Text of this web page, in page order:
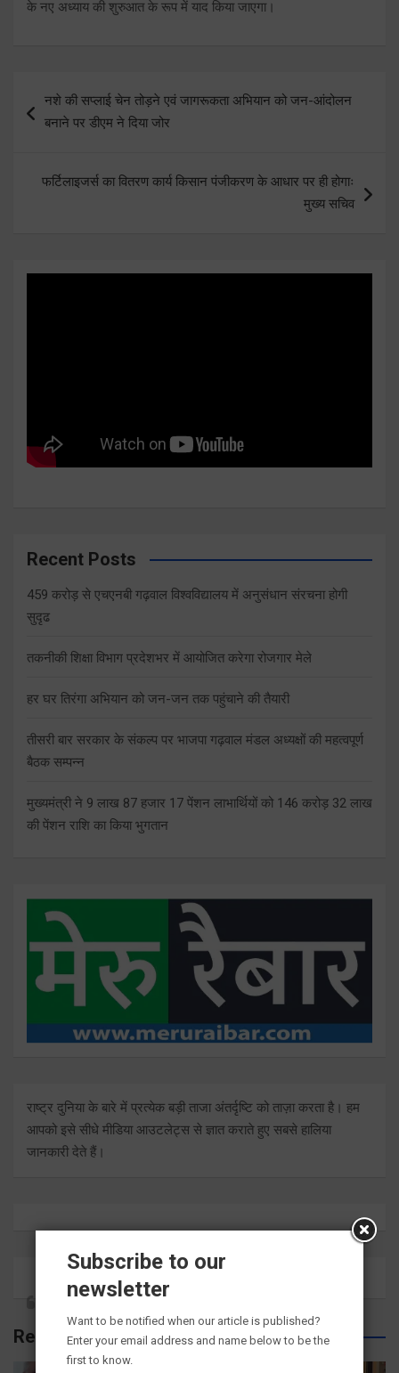
के नए अध्याय की शुरुआत के रूप में याद किया जाएगा।
navigation
नशे की सप्लाई चेन तोड़ने एवं जागरूकता अभियान को जन-आंदोलन
बनाने पर डीएम ने दिया जोर
फर्टिलाइजर्स का वितरण कार्य किसान पंजीकरण के आधार पर ही होगाः
मुख्य सचिव
Recent Posts
459 करोड़ से एचएनबी गढ़वाल विश्वविद्यालय में अनुसंधान संरचना होगी
सुदृढ
तकनीकी शिक्षा विभाग प्रदेशभर में आयोजित करेगा रोजगार मेले
हर घर तिरंगा अभियान को जन-जन तक पहुंचाने की तैयारी
तीसरी बार सरकार के संकल्प पर भाजपा गढ़वाल मंडल अध्यक्षों की महत्वपूर्ण
बैठक सम्पन्न
मुख्यमंत्री ने 9 लाख 87 हजार 17 पेंशन लाभार्थियों को 146 करोड़ 32 लाख
की पेंशन राशि का किया भुगतान
राष्ट्र दुनिया के बारे में प्रत्येक बड़ी ताजा अंतर्दृष्टि को ताज़ा करता है। हम
आपको इसे सीधे मीडिया आउटलेट्स से ज्ञात कराते हुए सबसे हालिया
जानकारी देते हैं।
Related Posts
Subscribe to our
newsletter
Want to be notified when our article is published?
Enter your email address and name below to be the
first to know.